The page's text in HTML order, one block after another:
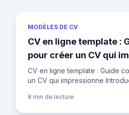
MODÈLES DE CV
CV en ligne template :
pour créer un CV qui
CV en ligne template : Guide
un CV qui impressionne
démarquer sur le marc
8 min de lecture